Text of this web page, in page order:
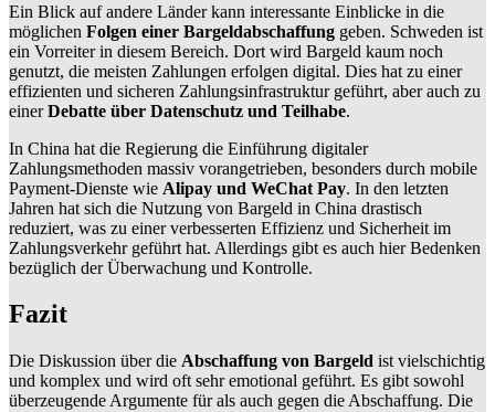
Ein Blick auf andere Länder kann interessante Einblicke in die
möglichen Folgen einer Bargeldabschaffung geben. Schweden ist
ein Vorreiter in diesem Bereich. Dort wird Bargeld kaum noch
genutzt, die meisten Zahlungen erfolgen digital. Dies hat zu einer
effizienten und sicheren Zahlungsinfrastruktur geführt, aber auch zu
einerDebatte über Datenschutz und Teilhabe.
In China hat die Regierung die Einführung digitaler
Zahlungsmethoden massiv vorangetrieben, besonders durch mobile
Payment-Dienste wie Alipay und WeChat Pay. In den letzten
Jahren hat sich die Nutzung von Bargeld in China drastisch
reduziert, was zu einer verbesserten Effizienz und Sicherheit im
Zahlungsverkehr geführt hat. Allerdings gibt es auch hier Bedenken
bezüglich der Überwachung und Kontrolle.
Fazit
Die Diskussion über die Abschaffung von Bargeld ist vielschichtig
und komplex und wird oft sehr emotional geführt. Es gibt sowohl
überzeugende Argumente für als auch gegen die Abschaffung. Die